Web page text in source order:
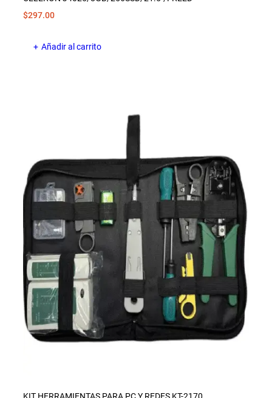
$297.00
Añadir al carrito
KIT HERRAMIENTAS PARA PC Y REDES KT-2170